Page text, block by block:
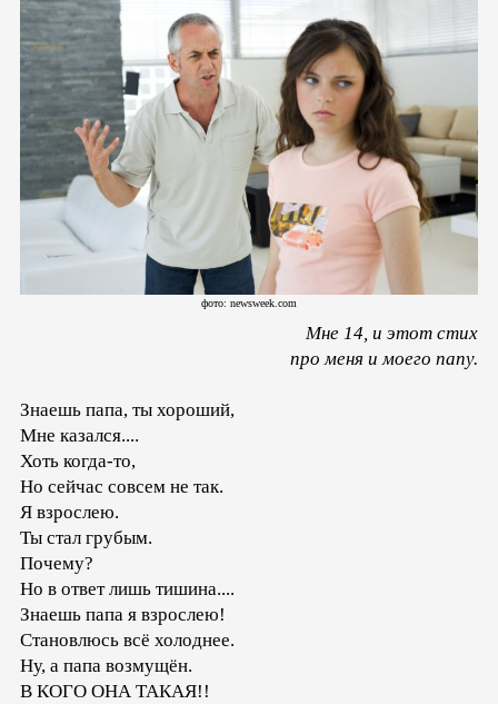
фото: newsweek.com
Мне 14, и этот стих
про меня и моего папу.
Знаешь папа, ты хороший,
Мне казался....
Хоть когда-то,
Но сейчас совсем не так.
Я взрослею.
Ты стал грубым.
Почему?
Но в ответ лишь тишина....
Знаешь папа я взрослею!
Становлюсь всё холоднее.
Ну, а папа возмущён.
В КОГО ОНА ТАКАЯ!!